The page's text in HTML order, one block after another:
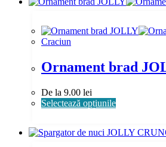
Craciun
Ornament brad
De la 9.00 lei
Selectează opțiunileAcest
mai